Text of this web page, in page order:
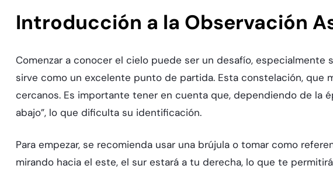
Introducción a la Observación
Comenzar a conocer el cielo puede ser un desafío, especialmente
sirve como un excelente punto de partida. Esta constelación,
cercanos. Es importante tener en cuenta que, dependiendo de la
abajo”, lo que dificulta su identificación.
Para empezar, se recomienda usar una brújula o tomar como
mirando hacia el este, el sur estará a tu derecha, lo que te